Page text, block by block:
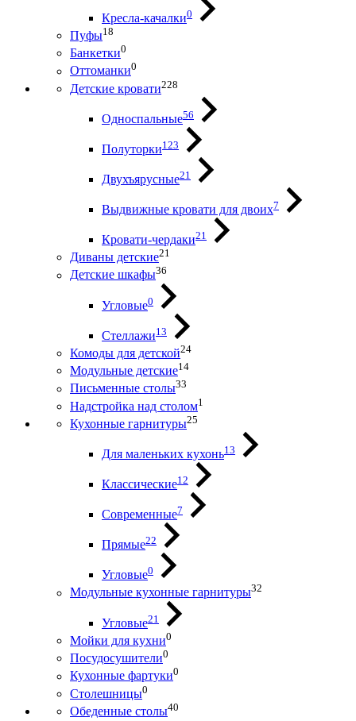
Кресла-качалки0
Пуфы18
Банкетки0
Оттоманки0
Детские кровати228
Односпальные56
Полуторки123
Двухъярусные21
Выдвижные кровати для двоих7
Кровати-чердаки21
Диваны детские21
Детские шкафы36
Угловые0
Стеллажи13
Комоды для детской24
Модульные детские14
Письменные столы33
Надстройка над столом1
Кухонные гарнитуры25
Для маленьких кухонь13
Классические12
Современные7
Прямые22
Угловые0
Модульные кухонные гарнитуры32
Угловые21
Мойки для кухни0
Посудосушители0
Кухонные фартуки0
Столешницы0
Обеденные столы40